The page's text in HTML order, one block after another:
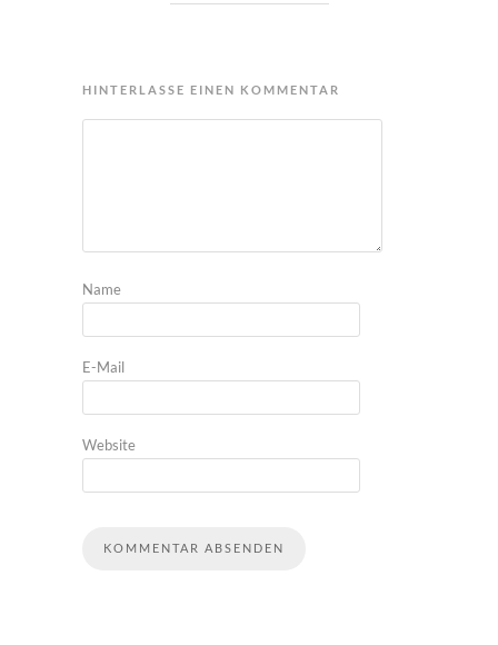
HINTERLASSE EINEN KOMMENTAR
Name
E-Mail
Website